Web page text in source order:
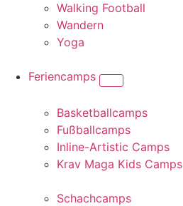
Walking Football
Wandern
Yoga
Feriencamps
Basketballcamps
Fußballcamps
Inline-Artistic Camps
Krav Maga Kids Camps
Schachcamps